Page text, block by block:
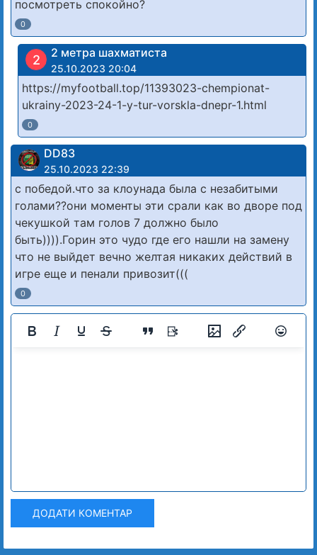
посмотреть спокойно?
0
2 2 метра шахматиста
25.10.2023 20:04
https://myfootball.top/11393023-chempionat-
ukrainy-2023-24-1-y-tur-vorskla-dnepr-1.html
0
DD83
25.10.2023 22:39
с победой.что за клоунада была с незабитыми
голами??они моменты эти срали как во дворе под
чекушкой там голов 7 должно было
быть)))).Горин это чудо где его нашли на замену
что не выйдет вечно желтая никаких действий в
игре еще и пенали привозит(((
0
ДОДАТИ КОМЕНТАР